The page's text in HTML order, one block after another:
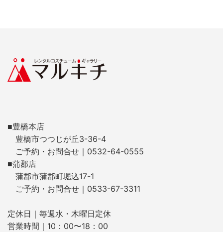
■豊橋本店
豊橋市つつじが丘3-36-4
ご予約・お問合せ｜0532-64-0555
■蒲郡店
蒲郡市蒲郡町堀込17-1
ご予約・お問合せ｜0533-67-3311
定休日｜毎週水・木曜日定休
営業時間｜10：00〜18：00